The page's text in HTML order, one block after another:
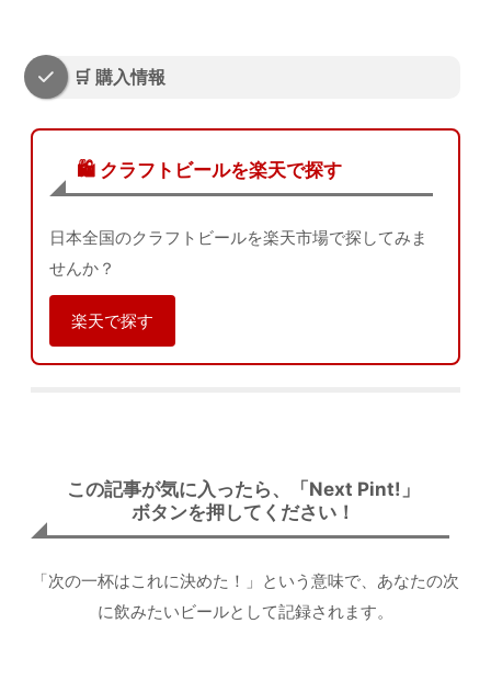
🛒 購入情報
🛍️ クラフトビールを楽天で探す
日本全国のクラフトビールを楽天市場で探してみま
せんか？
楽天で探す
この記事が気に入ったら、「Next Pint!」
ボタンを押してください！
「次の一杯はこれに決めた！」という意味で、あなたの次
に飲みたいビールとして記録されます。